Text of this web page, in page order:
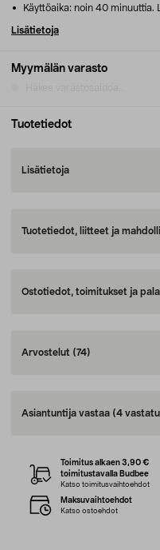
Myymälän varasto
Käyttöaika: noin 40 minuuttia.
Lisätietoja
Tuotetiedot
Lisätietoja
Tuotetiedot, liitteet ja
Ostotiedot, toimitukset ja
Arvostelut (74)
Asiantuntija vastaa (4
Toimitus alkaen 3,90 €
toimitustavalla Budbee
Katso toimitusvaihtoehdot
Maksuvaihtoehdot
Katso ostoehdot